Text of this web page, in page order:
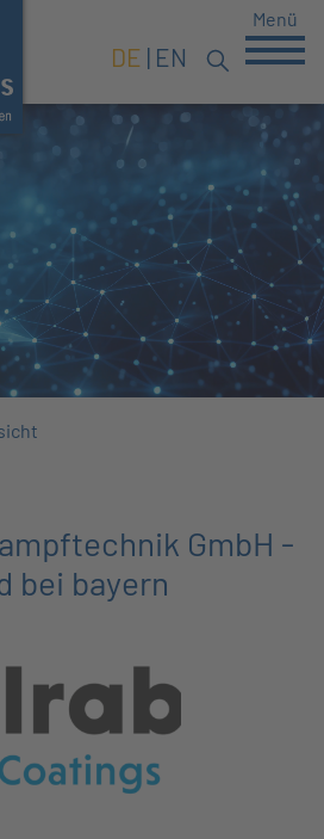
DE EN
Menü
GmbH -
bei bayern